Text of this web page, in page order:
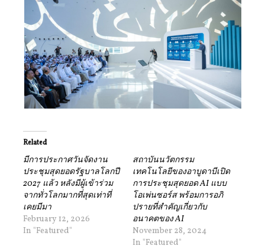
Related
มีการประกาศวันจัดงาน
ประชุมสุดยอดรัฐบาลโลกปี
2027 แล้ว หลังมีผู้เข้าร่วม
จากทั่วโลกมากที่สุดเท่าที่
เคยมีมา
February 12, 2026
In "Featured"
สถาบันนวัตกรรม
เทคโนโลยีของอาบูดาบีเปิด
การประชุมสุดยอด AI แบบ
โอเพ่นซอร์ส พร้อมการอภิ
ปรายที่สําคัญเกี่ยวกับ
อนาคตของ AI
November 28, 2024
In "Featured"